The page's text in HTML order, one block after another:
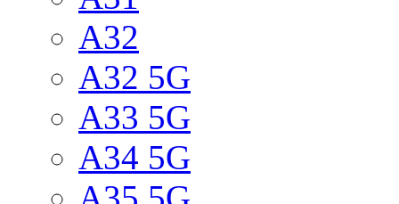
A32
A32 5G
A33 5G
A34 5G